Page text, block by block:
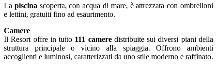
La piscina scoperta, con acqua di mare, è attrezzata con ombrelloni
e lettini, gratuiti fino ad esaurimento.
Camere
Il Resort offre in tutto 111 cameredistribuite sui diversi piani della
struttura principale o vicino alla spiaggia. Offrono ambienti
accoglienti e luminosi, caratterizzati da uno stile moderno e raffinato.